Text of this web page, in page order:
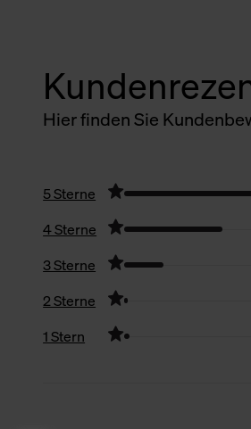
Hier finden Sie
5 Sterne
4 Sterne
3 Sterne
2 Sterne
1 Stern